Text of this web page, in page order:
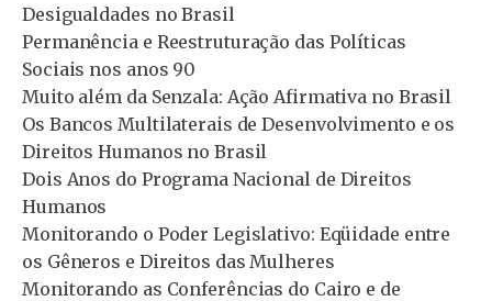
Desigualdades no Brasil
Permanência e Reestruturação das Políticas
Sociais nos anos 90
Muito além da Senzala: Ação Afirmativa no Brasil
Os Bancos Multilaterais de Desenvolvimento e os
Direitos Humanos no Brasil
Dois Anos do Programa Nacional de Direitos
Humanos
Monitorando o Poder Legislativo: Eqüidade entre
os Gêneros e Direitos das Mulheres
Monitorando as Conferências do Cairo e de